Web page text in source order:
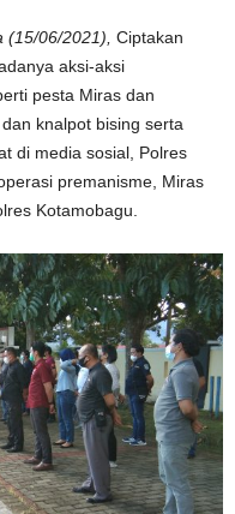
(15/06/2021), Ciptakan
aksi-aksi
pesta Miras dan
knalpot bising serta
di media sosial, Polres
premanisme, Miras
Kotamobagu.